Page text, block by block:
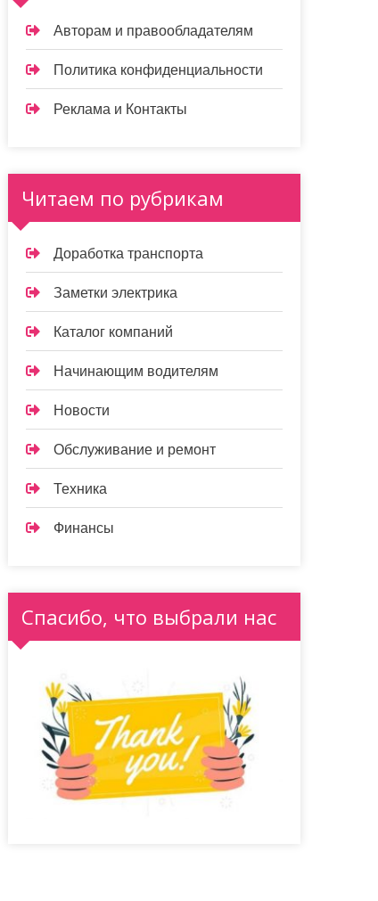
Авторам и правообладателям
Политика конфиденциальности
Реклама и Контакты
Читаем по рубрикам
Доработка транспорта
Заметки электрика
Каталог компаний
Начинающим водителям
Новости
Обслуживание и ремонт
Техника
Финансы
Спасибо, что выбрали нас